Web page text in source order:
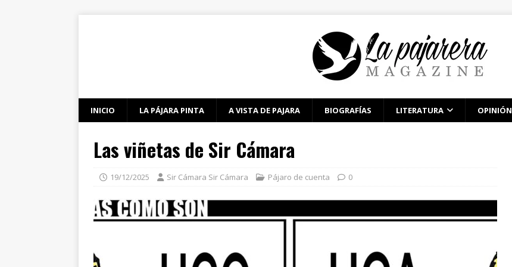
INICIO LA PÁJARA PINTA A VISTA DE PAJARA BIOGRAFÍAS LITERATURA OPINIÓN
Las viñetas de Sir Cámara
19/12/2025 Sir Cámara Sir Cámara Pájaro de cuenta 0